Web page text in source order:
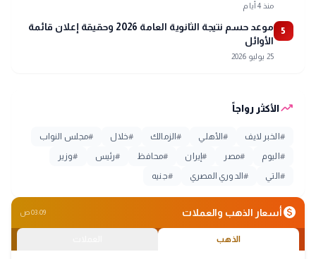
منذ 4 أيام
5
موعد حسم نتيجة الثانوية العامة 2026 وحقيقة إعلان قائمة
الأوائل
25 يوليو 2026
trending_upالأكثر رواجاً
#الخبر لايف #الأهلي #الزمالك #خلال #مجلس النواب
#اليوم #مصر #إيران #محافظ #رئيس #وزير
#التي #الدوري المصري #جنيه
monetization_onأسعار الذهب والعملات 03:09 ص
الذهب